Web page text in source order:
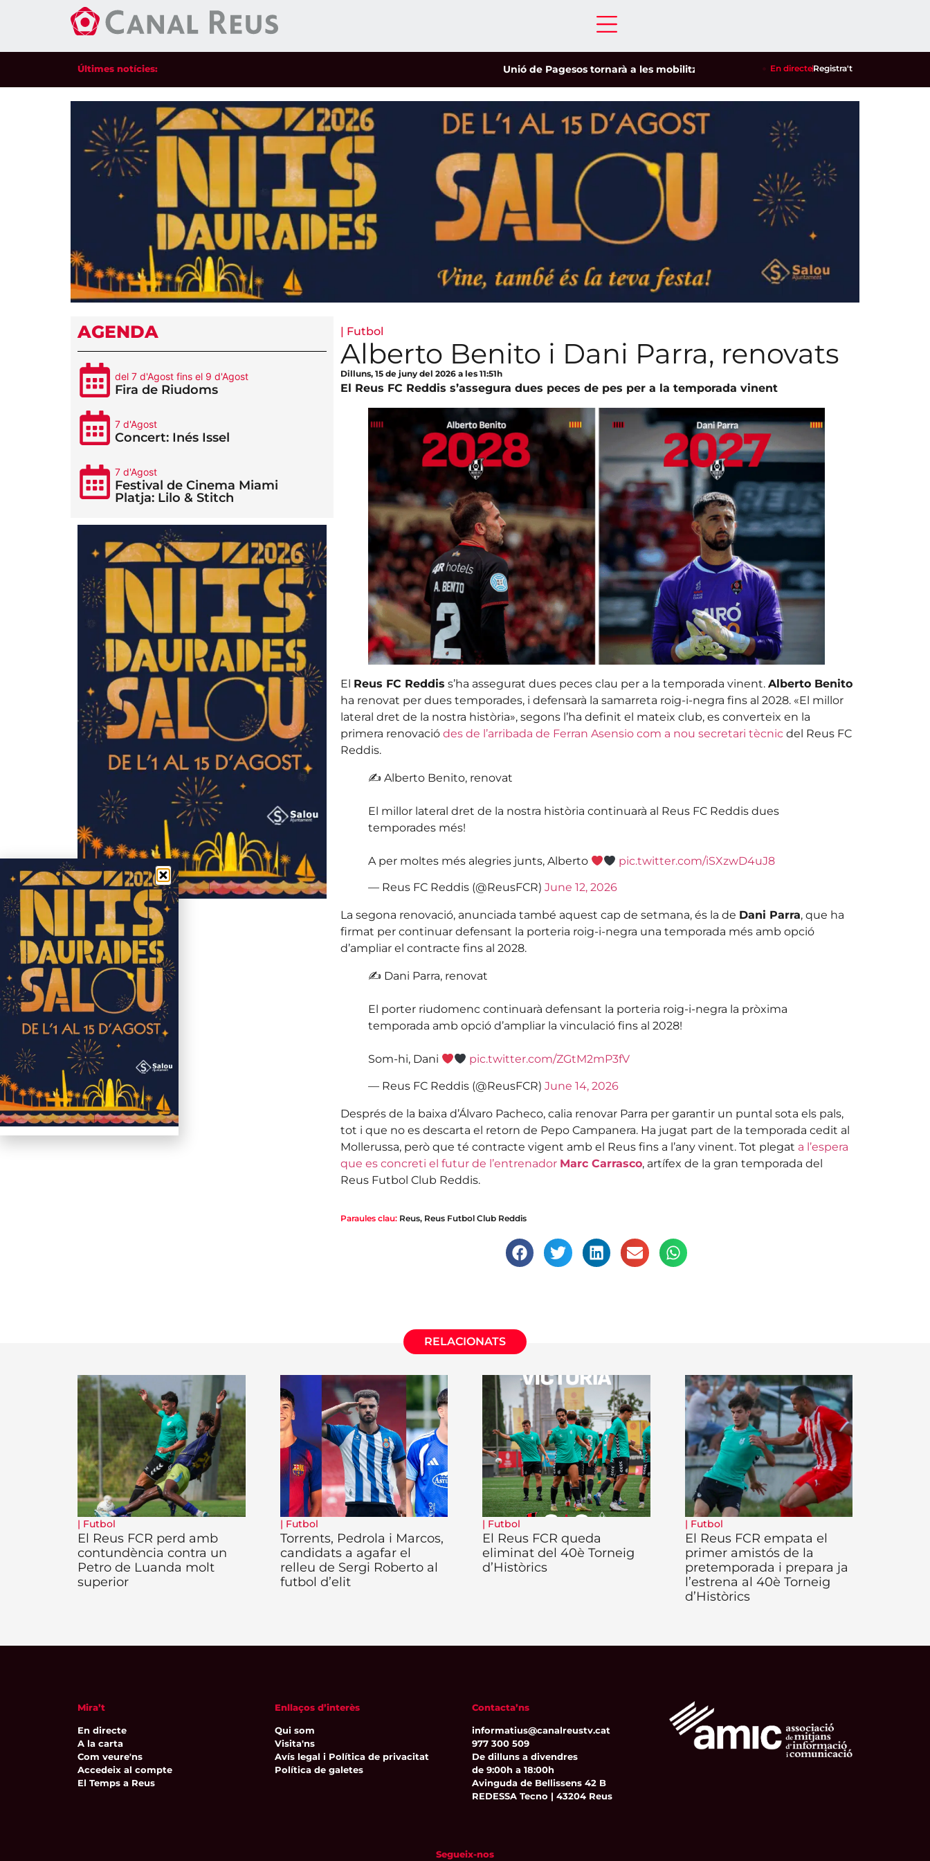
Últimes notícies: Unió de Pagesos tornarà a les mobilitzacions per defensar els cultius de la garrofa i
En directeRegistra't
AGENDA
del 7 d'Agost fins el 9 d'Agost
Fira de Riudoms
7 d'Agost
Concert: Inés Issel
7 d'Agost
Festival de Cinema Miami
Platja: Lilo & Stitch
| Futbol
Alberto Benito i Dani Parra, renovats
Dilluns, 15 de juny del 2026 a les 11:51h
El Reus FC Reddis s’assegura dues peces de pes per a la temporada vinent
El Reus FC Reddis s’ha assegurat dues peces clau per a la temporada vinent. Alberto Benito
ha renovat per dues temporades, i defensarà la samarreta roig-i-negra fins al 2028. «El millor
lateral dret de la nostra història», segons l’ha definit el mateix club, es converteix en la
primera renovació des de l’arribada de Ferran Asensio com a nou secretari tècnicdel Reus FC
Reddis.
✍️ Alberto Benito, renovat
El millor lateral dret de la nostra història continuarà al Reus FC Reddis dues
temporades més!
A per moltes més alegries junts, Alberto pic.twitter.com/iSXzwD4uJ8
— Reus FC Reddis (@ReusFCR) June 12, 2026
La segona renovació, anunciada també aquest cap de setmana, és la de Dani Parra, que ha
firmat per continuar defensant la porteria roig-i-negra una temporada més amb opció
d’ampliar el contracte fins al 2028.
✍️ Dani Parra, renovat
El porter riudomenc continuarà defensant la porteria roig-i-negra la pròxima
temporada amb opció d’ampliar la vinculació fins al 2028!
Som-hi, Dani pic.twitter.com/ZGtM2mP3fV
— Reus FC Reddis (@ReusFCR) June 14, 2026
Després de la baixa d’Álvaro Pacheco, calia renovar Parra per garantir un puntal sota els pals,
tot i que no es descarta el retorn de Pepo Campanera. Ha jugat part de la temporada cedit al
Mollerussa, però que té contracte vigent amb el Reus fins a l’any vinent. Tot plegat a l’espera
que es concreti el futur de l’entrenador Marc Carrasco, artífex de la gran temporada del
Reus Futbol Club Reddis.
Paraules clau: Reus, Reus Futbol Club Reddis
RELACIONATS
| Futbol
El Reus FCR perd amb
contundència contra un
Petro de Luanda molt
superior
| Futbol
Torrents, Pedrola i Marcos,
candidats a agafar el
relleu de Sergi Roberto al
futbol d’elit
| Futbol
El Reus FCR queda
eliminat del 40è Torneig
d’Històrics
| Futbol
El Reus FCR empata el
primer amistós de la
pretemporada i prepara ja
l’estrena al 40è Torneig
d’Històrics
Mira’t
En directe
A la carta
Com veure'ns
Accedeix al compte
El Temps a Reus
Enllaços d’interès
Qui som
Visita'ns
Avís legal i Política de privacitat
Política de galetes
Contacta’ns
informatius@canalreustv.cat
977 300 509
De dilluns a divendres
de 9:00h a 18:00h
Avinguda de Bellissens 42 B
REDESSA Tecno | 43204 Reus
Segueix-nos